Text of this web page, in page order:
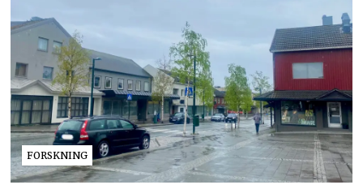
FORSKNING